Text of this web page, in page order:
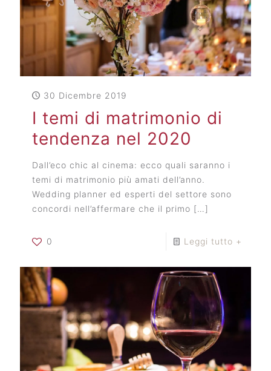
30 Dicembre 2019
I temi di matrimonio di
tendenza nel 2020
Dall’eco chic al cinema: ecco quali saranno i
temi di matrimonio più amati dell’anno.
Wedding planner ed esperti del settore sono
concordi nell’affermare che il primo […]
0 Leggi tutto +